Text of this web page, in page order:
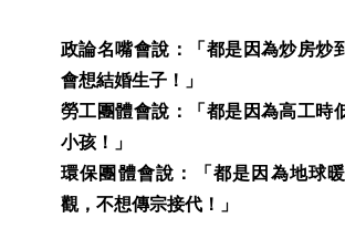
政論名嘴會說：「都是因為炒房炒
會想結婚生子！」
勞工團體會說：「都是因為高工時
小孩！」
環保團體會說：「都是因為地球
觀，不想傳宗接代！」